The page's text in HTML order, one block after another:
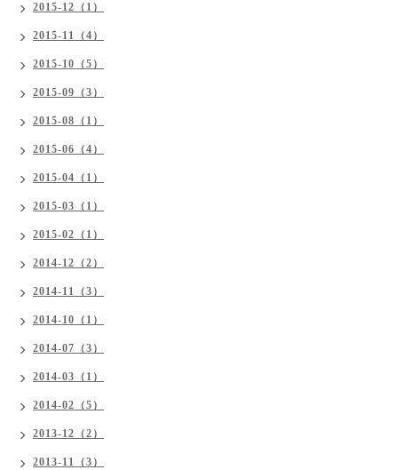
2015-12（1）
2015-11（4）
2015-10（5）
2015-09（3）
2015-08（1）
2015-06（4）
2015-04（1）
2015-03（1）
2015-02（1）
2014-12（2）
2014-11（3）
2014-10（1）
2014-07（3）
2014-03（1）
2014-02（5）
2013-12（2）
2013-11（3）